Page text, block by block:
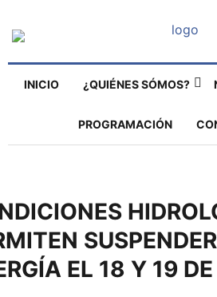
INICIO ¿QUIÉNES SÓMOS?
PROGRAMACIÓN
EL 18 Y 19